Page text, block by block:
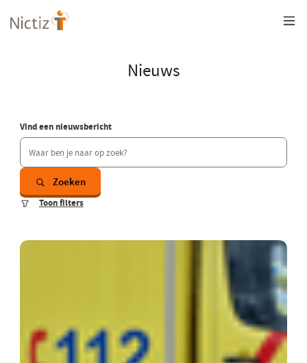
Overslaan
en
Nieuws
Vind een nieuwsbericht
Zoeken
Toon filters